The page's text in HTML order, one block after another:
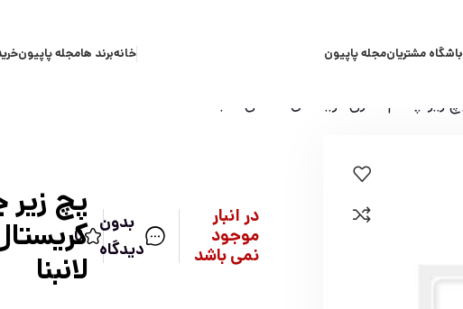
باشگاه مشتریانمجله پاپیون خانهبرند هامجله پاپیون
پچ زیر چشم کلاژن کریستال مشکی لانبنا
در انبار
موجود
نمی باشد
بدون
دیدگاه
0
پچ
لانبنا